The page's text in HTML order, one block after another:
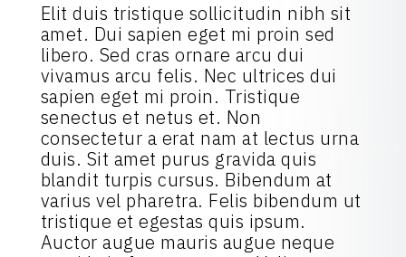
Elit duis tristique sollicitudin nibh sit
amet. Dui sapien eget mi proin sed
libero. Sed cras ornare arcu dui
vivamus arcu felis. Nec ultrices dui
sapien eget mi proin. Tristique
senectus et netus et. Non
consectetur a erat nam at lectus urna
duis. Sit amet purus gravida quis
blandit turpis cursus. Bibendum at
varius vel pharetra. Felis bibendum ut
tristique et egestas quis ipsum.
Auctor augue mauris augue neque